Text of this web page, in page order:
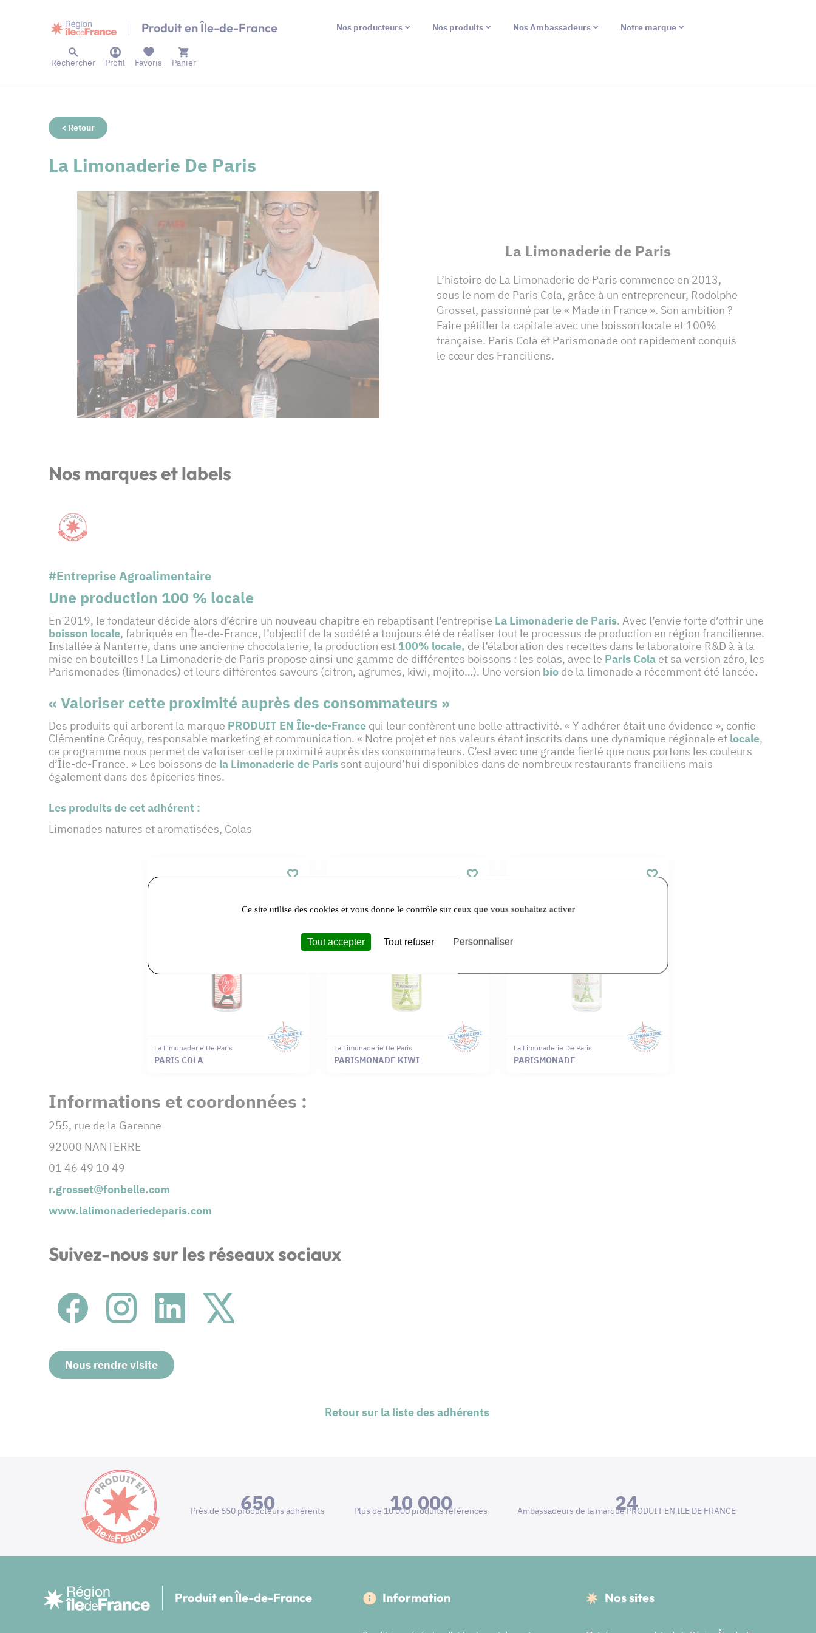
Produit en Île-de-France Nos producteurs Nos produits Nos Ambassadeurs Notre marque
Rechercher Profil Panier
Favoris
< Retour
La Limonaderie De Paris
La Limonaderie de Paris
L’histoire de La Limonaderie de Paris commence en 2013,
sous le nom de Paris Cola, grâce à un entrepreneur, Rodolphe
Grosset, passionné par le « Made in France ». Son ambition ?
Faire pétiller la capitale avec une boisson locale et 100%
française. Paris Cola et Parismonade ont rapidement conquis
le cœur des Franciliens.
Nos marques et labels
#Entreprise Agroalimentaire
Une production 100 % locale
En 2019, le fondateur décide alors d’écrire un nouveau chapitre en rebaptisant l’entreprise La Limonaderie de Paris. Avec l’envie forte d’offrir une
boisson locale, fabriquée en Île-de-France, l’objectif de la société a toujours été de réaliser tout le processus de production en région francilienne.
Installée à Nanterre, dans une ancienne chocolaterie, la production est 100% locale, de l’élaboration des recettes dans le laboratoire R&D à à la
mise en bouteilles ! La Limonaderie de Paris propose ainsi une gamme de différentes boissons : les colas, avec le Paris Cola et sa version zéro, les
Parismonades (limonades) et leurs différentes saveurs (citron, agrumes, kiwi, mojito…). Une version bio de la limonade a récemment été lancée.
« Valoriser cette proximité auprès des consommateurs »
Des produits qui arborent la marque PRODUIT EN Île-de-France qui leur confèrent une belle attractivité. « Y adhérer était une évidence », confie
Clémentine Créquy, responsable marketing et communication. « Notre projet et nos valeurs étant inscrits dans une dynamique régionale et locale,
ce programme nous permet de valoriser cette proximité auprès des consommateurs. C’est avec une grande fierté que nous portons les couleurs
d’Île-de-France. » Les boissons de la Limonaderie de Paris sont aujourd’hui disponibles dans de nombreux restaurants franciliens mais
également dans des épiceries fines.
Les produits de cet adhérent :
Limonades natures et aromatisées, Colas
La Limonaderie De Paris
PARIS COLA
La Limonaderie De Paris
PARISMONADE KIWI
La Limonaderie De Paris
PARISMONADE
Informations et coordonnées :
255, rue de la Garenne
92000 NANTERRE
01 46 49 10 49
r.grosset@fonbelle.com
www.lalimonaderiedeparis.com
Suivez-nous sur les réseaux sociaux
Nous rendre visite
Retour sur la liste des adhérents
650
Près de 650 producteurs adhérents 10 000
Plus de 10 000 produits référencés 24
Ambassadeurs de la marque PRODUIT EN ILE DE FRANCE
Produit en Île-de-France Information Nos sites
Ce site utilise des cookies et vous donne le contrôle sur ceux que vous souhaitez activer
Tout accepter Tout refuser Personnaliser